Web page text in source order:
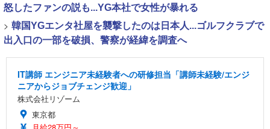
怒したファンの説も...YG本社で女性が暴れる
> 韓国YGエンタ社屋を襲撃したのは日本人...ゴルフクラブで
出入口の一部を破損、警察が経緯を調査へ
IT講師 エンジニア未経験者への研修担当「講師未経験/エンジ
ニアからジョブチェンジ歓迎」
株式会社リゾーム
東京都